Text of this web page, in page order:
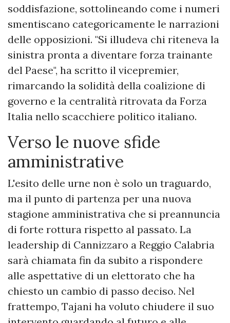
soddisfazione, sottolineando come i numeri
smentiscano categoricamente le narrazioni
delle opposizioni. "Si illudeva chi riteneva la
sinistra pronta a diventare forza trainante
del Paese", ha scritto il vicepremier,
rimarcando la solidità della coalizione di
governo e la centralità ritrovata da Forza
Italia nello scacchiere politico italiano.
Verso le nuove sfide
amministrative
L'esito delle urne non è solo un traguardo,
ma il punto di partenza per una nuova
stagione amministrativa che si preannuncia
di forte rottura rispetto al passato. La
leadership di Cannizzaro a Reggio Calabria
sarà chiamata fin da subito a rispondere
alle aspettative di un elettorato che ha
chiesto un cambio di passo deciso. Nel
frattempo, Tajani ha voluto chiudere il suo